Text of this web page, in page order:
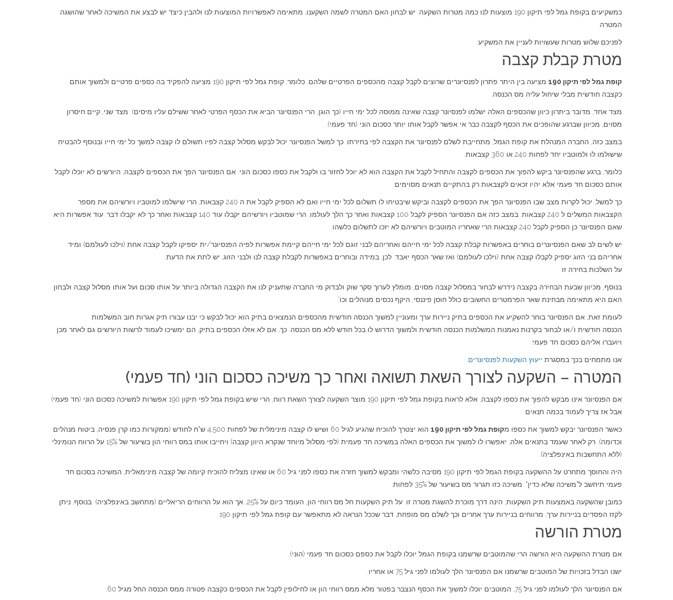
כמשקיעים בקופת גמל לפי תיקון 190 מוצעות לנו כמה מטרות השקעה. יש לבחון האם המטרה לשמה השקענו, מתאימה לאפשרויות המוצעות לנו ולהבין כיצד יש לבצע את המשיכה לאחר שהושגה
המטרה.
לפניכם שלוש מטרות שעשויות לעניין את המשקיע:
מטרת קבלת קצבה
קופת גמל לפי תיקון 190
מציעה בין היתר פתרון לפנסיונרים שרוצים לקבל קצבה מהכספים הפרטיים שלהם. כלומר, קופת גמל לפי תיקון 190 מציעה להפקיד בה כספים פרטיים ולמשוך אותם
כקצבה חודשית מבלי שיחול עליה מס הכנסה.
מצד אחד, מדובר ביתרון כיוון שהכספים האלה ישלמו לפנסיונר קצבה שאינה ממוסה לכל ימי חייו (כך הוגן, הרי הפנסיונר הביא את הכסף הפרטי לאחר ששילם עליו מיסים). מצד שני, קיים חיסרון
מסוים, מכיוון שברגע שהופכים את הכסף לקצבה כבר אי אפשר לקבל אותו יותר כסכום הוני (חד פעמי).
במצב כזה, החברה המנהלת את קופת הגמל, מתחייבת לשלם לפנסיונר את הקצבה לפי בחירתו. כך למשל הפנסיונר יכול לבקש מסלול קצבה לפיו תשולם לו קצבה למשך כל ימי חייו ובנוסף להבטיח
שישולמו לו ולמוטביו יחד לפחות 240 או 360 קצבאות.
כלומר, ברגע שהפנסיונר ביקש להפוך את הכספים לקצבה והתחיל לקבל את הקצבה הוא לא יוכל לחזור בו ולקבל את כספו כסכום הוני. אם הפנסיונר הפך את הכספים לקצבה, היורשים לא יוכלו לקבל
אותם כסכום חד פעמי אלא יהיו זכאים לקצבאות רק בהתקיים תנאים מסוימים.
כך למשל, יכול לקרות מצב שבו הפנסיונר הפך את הכספים לקצבה וביקש שיבטיחו לו תשלום לכל ימי חייו ואם לא הספיק לקבל את ה 240 קצבאות, הרי שישלמו למוטביו ויורשיהם את מספר
הקצבאות המשלים ל 240 קצבאות. במצב כזה אם הפנסיונר הספיק לקבל 100 קצבאות ואחר כך הלך לעולמו, הרי שמוטביו ויורשיהם יקבלו עוד 140 קצבאות ואחר כך לא יקבלו דבר. עוד אפשרות היא
שאם הפנסיונר כן הספיק לקבל 240 קצבאות הרי שאחריו המוטבים ויורשיהם לא יזכו לתשלום כלשהו.
יש לשים לב שאם הפנסיונרים בוחרים באפשרות קבלת קצבה לכל ימי חייהם ואחריהם לבני זוגם לכל ימי חייהם קיימת אפשרות לפיה הפנסיונר/ית יספיקו לקבל קצבה אחת (וילכו לעולמם) ומיד
אחריהם בני הזוג יספיק לקבלו קצבה אחת (וילכו לעולמם) ואז שאר הכסף יאבד. לכן, במידה ובוחרים באפשרות לקבלת קצבה לנו ולבני הזוג, יש לתת את הדעת
על השלכות בחירה זו.
בנוסף, מכיוון שבעת הבחירה בקצבה נידרש לבחור במסלול קצבה מסוים, מומלץ לערוך סקר שוק ולבדוק מי החברה שתעניק לנו את הקצבה הגדולה ביותר על אותו סכום ועל אותו מסלול קצבה ולבחון
האם היא מתאימה מבחינת שאר הפרמטרים החשובים כולל חוסן פיננסי, היקף נכסים מנוהלים וכו'.
לעומת זאת, אם הפנסיונר בוחר להשקיע את הכספים בתיק ניירות ערך ומעוניין למשוך הכנסה חודשית מהכספים הנמצאים בתיק הוא יכול לבקש כי יבנו עבורו תיק אגרות חוב המשלמות
הכנסה חודשית ו/או לבחור בקרנות נאמנות המשלמות הכנסה חודשית ולמשוך הדרוש לו בכל חודש ללא מס הכנסה. כך, אם לא אזלו הכספים בתיק, הם ימשיכו לעמוד לרשות היורשים גם לאחר מכן
ויועברו אליהם כסכום חד פעמי.
אנו מתמחים בכך במסגרת ייעוץ השקעות לפנסיונרים
המטרה – השקעה לצורך השאת תשואה ואחר כך משיכה כסכום הוני (חד פעמי)
אם הפנסיונר אינו מבקש להפוך את כספו לקצבה, אלא לראות בקופת גמל לפי תיקון 190 מוצר השקעה לצורך השאת רווח, הרי שיש בקופת גמל לפי תיקון 190 אפשרות למשיכה כסכום הוני (חד פעמי)
אבל אז צריך לעמוד בכמה תנאים.
כאשר הפנסיונר יבקש למשוך את כספו מקופת גמל לפי תיקון 190
הוא יצטרך להוכיח שהגיע לגיל 60 ושיש לו קצבה מינימלית של לפחות 4,500 ש"ח לחודש (ממקורות כמו קרן פנסיה, ביטוח מנהלים
וכדומה). רק לאחר שעמד בתנאים אלה, יאפשרו לו למשוך את הכספים האלה במשיכה חד פעמית (לפי מסלול מיוחד שנקרא היוון קצבה) ויחייבו אותו במס רווחי הון בשיעור של 15% על הרווח הנומינלי
(ללא התחשבות באינפלציה).
היה והחוסך מתחרט על ההשקעה בקופת הגמל לפי תיקון 190 מסיבה כלשהי ומבקש למשוך חזרה את כספו לפני גיל 60 או שאינו מצליח להוכיח קיומה של קצבה מינימאלית, המשיכה בסכום חד
פעמי תיחשב ל"משיכה שלא כדין". משיכה כזו תגרור מס בשיעור של 35% לפחות.
כמובן שהשקעה באמצעות תיק השקעות, הינה דרך מוכרת להשגת מטרה זו. על תיק השקעות חל מס רווחי הון, העומד כיום על 25%, אך הוא על הרווחים הריאליים (מתחשב באינפלציה). בנוסף, ניתן
לקזז הפסדים בניירות ערך, מרווחים בניירות ערך אחרים וכך לשלם מס מופחת, דבר שככל הנראה לא מתאפשר עם קופת גמל לפי תיקון 190.
מטרת הורשה
אם מטרת ההשקעה היא הורשה הרי שהמוטבים שרשמנו בקופת הגמל יוכלו לקבל את כספם כסכום חד פעמי (הוני).
ישנו הבדל בזכויות של המוטבים שרשמנו אם הפנסיונר הלך לעולמו לפני גיל 75 או אחריו.
אם הפנסיונר הלך לעולמו לפני גיל 75, המוטבים יוכלו למשוך את הכסף הנצבר בפטור מלא ממס רווחי הון או לחילופין לקבל את הכספים כקצבה פטורה ממס הכנסה החל מגיל 60.